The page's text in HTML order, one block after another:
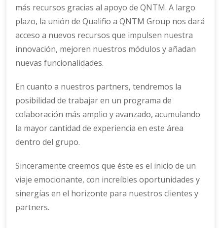
más recursos gracias al apoyo de QNTM. A largo
plazo, la unión de Qualifio a QNTM Group nos dará
acceso a nuevos recursos que impulsen nuestra
innovación, mejoren nuestros módulos y añadan
nuevas funcionalidades.
En cuanto a nuestros partners, tendremos la
posibilidad de trabajar en un programa de
colaboración más amplio y avanzado, acumulando
la mayor cantidad de experiencia en este área
dentro del grupo.
Sinceramente creemos que éste es el inicio de un
viaje emocionante, con increíbles oportunidades y
sinergías en el horizonte para nuestros clientes y
partners.